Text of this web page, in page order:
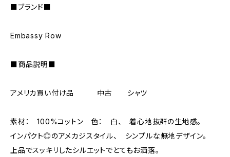
■ブランド■
Embassy Row
■商品説明■
アメリカ買い付け品 中古 シャツ
素材： 100%コットン 色： 白、 着心地抜群の生地感。
インパクト◎のアメカジスタイル、 シンプルな無地デザイン。
上品でスッキリしたシルエットでとてもお洒落。